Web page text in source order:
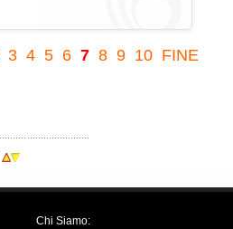
3 4 5 6 7 8 9 10 FINE
Chi Siamo: